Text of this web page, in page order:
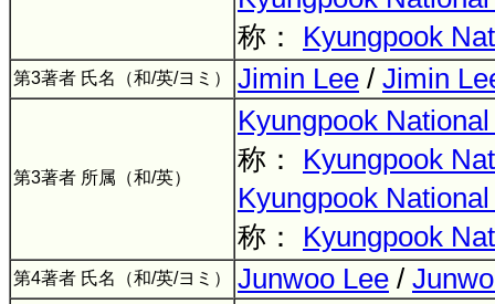
称： Kyungpook
第3著者 氏名（和/英/ヨミ） Jimin Lee / Jimin
第3著者 所属（和/英）
Kyungpook
称： Kyungpook
Kyungpook
称： Kyungpook
第4著者 氏名（和/英/ヨミ） Junwoo Lee /